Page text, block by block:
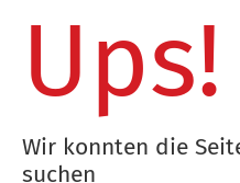
Ups!
Wir konnten die
suchen